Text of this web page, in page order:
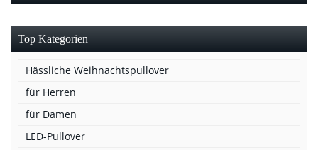
Top Kategorien
Hässliche Weihnachtspullover
für Herren
für Damen
LED-Pullover